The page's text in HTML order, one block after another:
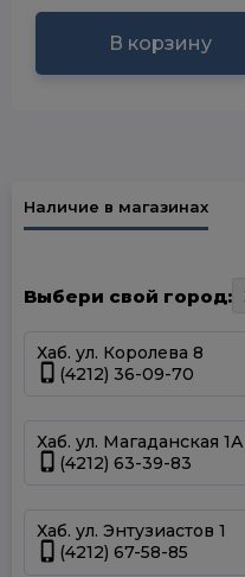
В корзину
Наличие в магазинах
Выбери свой город:
Хаб. ул. Королева 8
(4212) 36-09-70
Хаб. ул. Магаданская 1А
(4212) 63-39-83
Хаб. ул. Энтузиастов 1
(4212) 67-58-85